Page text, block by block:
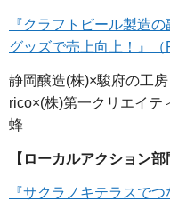
『クラフトビール製造
グッズで売上向上！』（
静岡醸造(株)×駿府の工
rico×(株)第一クリエイテ
蜂
【ローカルアクション部
『サクラノキテラスで